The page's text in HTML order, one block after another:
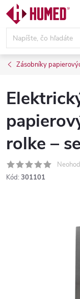
Prejsť
obsah
Zásobníky
rolke –
Kód: 301101